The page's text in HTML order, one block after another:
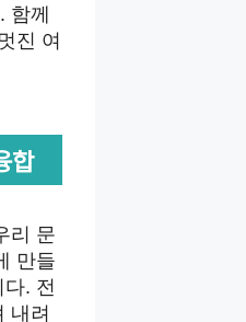
함께
진 여
합
리 문
만들
. 전
내려